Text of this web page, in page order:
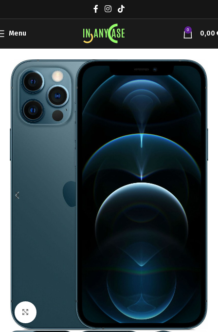
Menu 0 0,00
Συσκευές Κινητής Apple iPhone
Click to enlarge